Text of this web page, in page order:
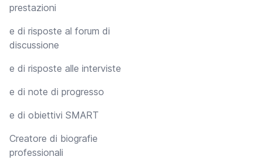
prestazioni
e di risposte al forum di
discussione
e di risposte alle interviste
e di note di progresso
e di obiettivi SMART
Creatore di biografie
professionali